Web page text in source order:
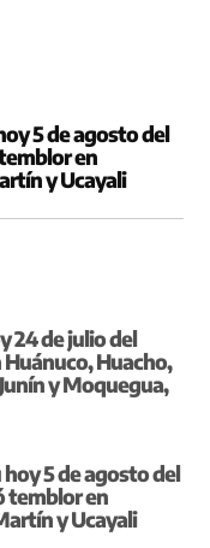
5 de agosto del
en
y Ucayali
24 de julio del
Huacho,
y Moquegua,
hoy 5 de agosto del
temblor en
y Ucayali